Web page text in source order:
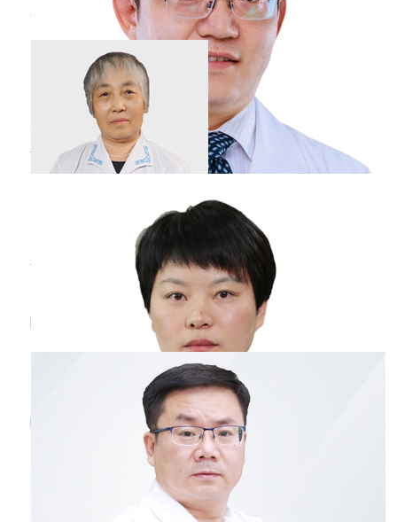
法，将病人的两个鼻孔各滴入1滴蒜汁，维持5分
钟左右，此种方法对治疗流感的效果极好。
感冒 鼻子不通气的小妙招
韩玉珍
锡林郭勒盟蒙医医院
三甲
儿童为什么容易
常州市武进中医医院
三乙
儿童容易感冒是因为孩子的年龄较小，呼吸系统
没有发育完善，容易受到细菌或者病毒的侵袭，
所以就会引发呼吸道感染。而且孩子的年龄较
小，抵抗力较差，通过呼吸道飞沫和亲密接触都
会发生传染。儿童感冒应及时进行治疗，防止治
疗不及时导致疾病加重。患儿的家长平时应多注
意孩子的保暖，防止受凉感冒。
哺乳期妇女 感冒了怎么办
副主任医师
承德医学院附属医院
三甲
哺乳期妇女的机体抵抗力下降，所以容易患有感
冒，具体的治疗方案可分为两种情况进行探讨：
第一、情况感冒不太重，只有咽痛、轻微咳嗽、
流清鼻涕。多数情况下，可以通过适当休息，多
吃新鲜蔬菜水果和优质蛋白食物，少吃油腻性的
鼻塞怎么办